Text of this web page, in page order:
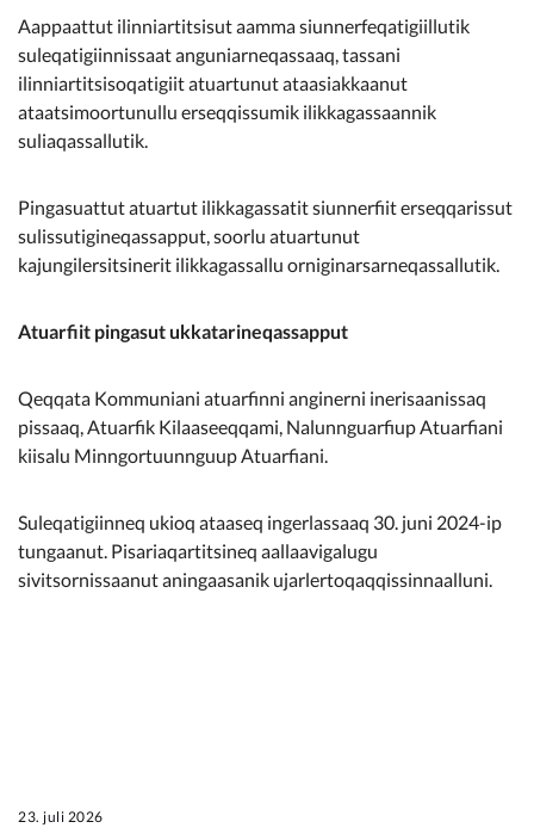
Aappaattut ilinniartitsisut aamma siunnerfeqatigiillutik
suleqatigiinnissaat anguniarneqassaaq, tassani
ilinniartitsisoqatigiit atuartunut ataasiakkaanut
ataatsimoortunullu erseqqissumik ilikkagassaannik
suliaqassallutik.
Pingasuattut atuartut ilikkagassatit siunnerfiit erseqqarissut
sulissutigineqassapput, soorlu atuartunut
kajungilersitsinerit ilikkagassallu orniginarsarneqassallutik.
Atuarfiit pingasut ukkatarineqassapput
Qeqqata Kommuniani atuarfinni anginerni inerisaanissaq
pissaaq, Atuarfik Kilaaseeqqami, Nalunnguarfiup Atuarfiani
kiisalu Minngortuunnguup Atuarfiani.
Suleqatigiinneq ukioq ataaseq ingerlassaaq 30. juni 2024-ip
tungaanut. Pisariaqartitsineq aallaavigalugu
sivitsornissaanut aningaasanik ujarlertoqaqqissinnaalluni.
23. juli 2026